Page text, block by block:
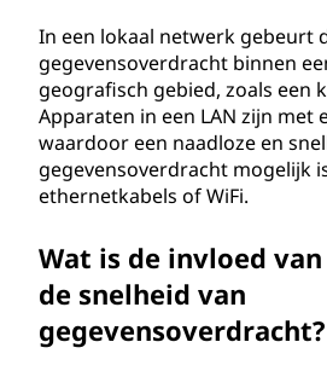
In een lokaal netwerk gebeurt
gegevensoverdracht binnen
geografisch gebied, zoals een
Apparaten in een LAN zijn met
waardoor een naadloze en
gegevensoverdracht mogelijk
ethernetkabels of WiFi.
Wat is de invloed
de snelheid van
gegevensoverdracht?